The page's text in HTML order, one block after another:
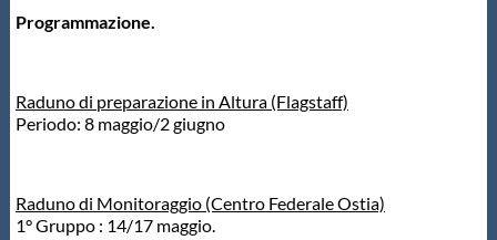
Contatti
Programmazione.
Raduno di preparazione in Altura (Flagstaff)
Periodo: 8 maggio/2 giugno
Raduno di Monitoraggio (Centro Federale Ostia)
1° Gruppo : 14/17 maggio.